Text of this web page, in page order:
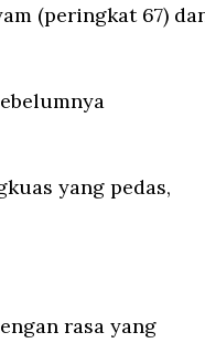
(peringkat 67)
yang pedas,
rasa yang